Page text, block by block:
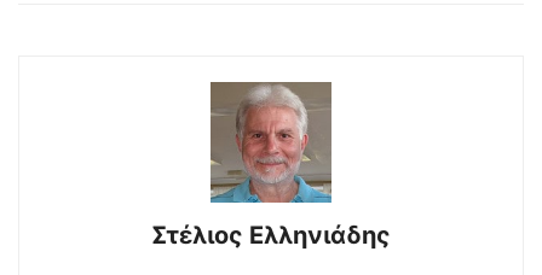
Στέλιος Ελληνιάδης